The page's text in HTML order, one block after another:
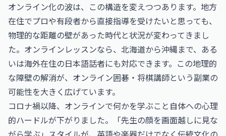
オンライン化の波は、この構造を変えつつあります。地方
在住でプロや有段者から直接指導を受けたいと思っても、
物理的な距離の壁があった時代と状況が変わってきまし
た。オンラインレッスンなら、北海道から沖縄まで、ある
いは海外在住の日本語話者にも対応できます。この地理的
な障壁の解消が、オンライン囲碁・将棋講師という副業の
可能性を大きく広げています。
コロナ禍以降、オンラインで何かを学ぶこと自体への心理
的ハードルが下がりました。「先生の顔を画面越しに見な